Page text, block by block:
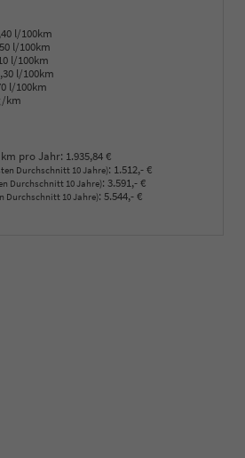
l/100km
l/100km
l/100km
l/100km
l/100km
km
km pro Jahr: 1.935,84 €
Durchschnitt 10 Jahre): 1.512,- €
Durchschnitt 10 Jahre): 3.591,- €
Durchschnitt 10 Jahre): 5.544,- €